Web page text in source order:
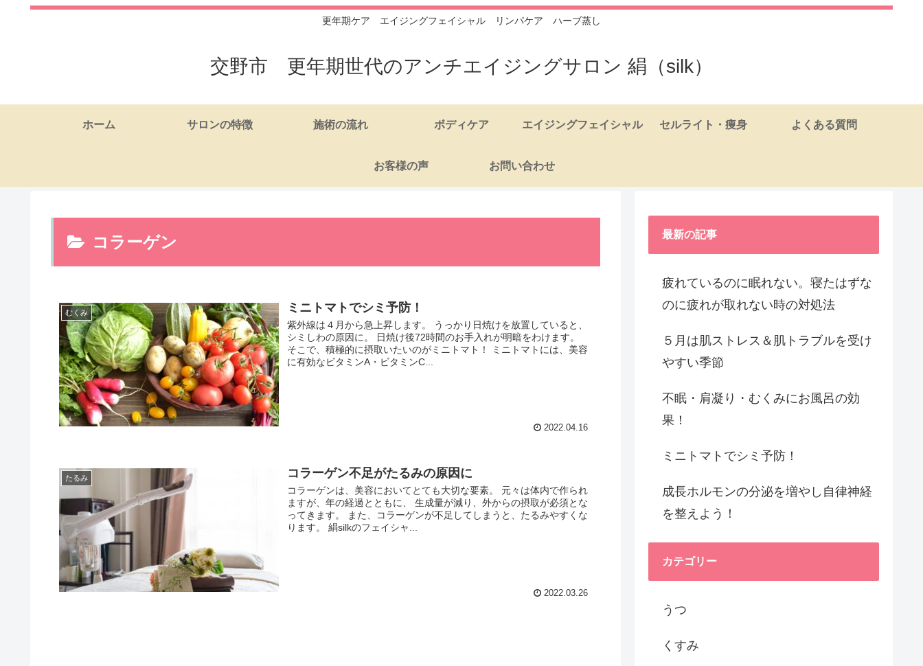
更年期ケア エイジングフェイシャル リンパケア ハーブ蒸し
交野市 更年期世代のアンチエイジングサロン 絹（silk）
ホーム サロンの特徴 施術の流れ ボディケア エイジングフェイシャル セルライト・痩身 よくある質問
お客様の声 お問い合わせ
コラーゲン
むくみ ミニトマトでシミ予防！
紫外線は４月から急上昇します。 うっかり日焼けを放置していると、
シミしわの原因に。 日焼け後72時間のお手入れが明暗をわけます。
そこで、積極的に摂取いたいのがミニトマト！ ミニトマトには、美容
に有効なビタミンA・ビタミンC...
2022.04.16
たるみ コラーゲン不足がたるみの原因に
コラーゲンは、美容においてとても大切な要素。 元々は体内で作られ
ますが、年の経過とともに、 生成量が減り、外からの摂取が必須とな
ってきます。 また、コラーゲンが不足してしまうと、たるみやすくな
ります。 絹silkのフェイシャ...
2022.03.26
最新の記事
疲れているのに眠れない。寝たはずな
のに疲れが取れない時の対処法
５月は肌ストレス＆肌トラブルを受け
やすい季節
不眠・肩凝り・むくみにお風呂の効
果！
ミニトマトでシミ予防！
成長ホルモンの分泌を増やし自律神経
を整えよう！
カテゴリー
うつ
くすみ